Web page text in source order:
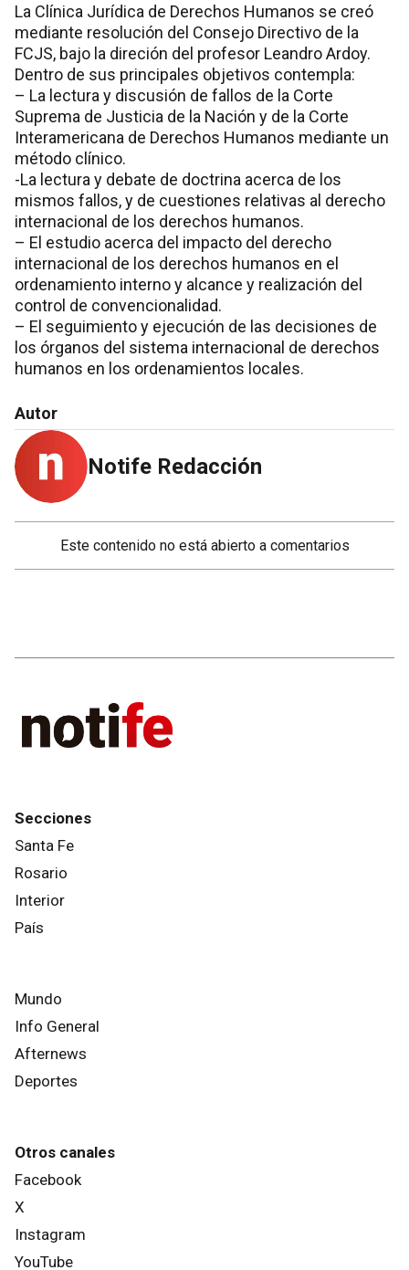
La Clínica Jurídica de Derechos Humanos se creó
mediante resolución del Consejo Directivo de la
FCJS, bajo la direción del profesor Leandro Ardoy.
Dentro de sus principales objetivos contempla:
– La lectura y discusión de fallos de la Corte
Suprema de Justicia de la Nación y de la Corte
Interamericana de Derechos Humanos mediante un
método clínico.
-La lectura y debate de doctrina acerca de los
mismos fallos, y de cuestiones relativas al derecho
internacional de los derechos humanos.
– El estudio acerca del impacto del derecho
internacional de los derechos humanos en el
ordenamiento interno y alcance y realización del
control de convencionalidad.
– El seguimiento y ejecución de las decisiones de
los órganos del sistema internacional de derechos
humanos en los ordenamientos locales.
Autor
Notife Redacción
Este contenido no está abierto a comentarios
Secciones
Santa Fe
Rosario
Interior
País
Mundo
Info General
Afternews
Deportes
Otros canales
Facebook
X
Instagram
YouTube